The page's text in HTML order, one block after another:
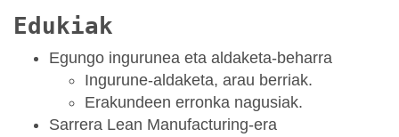
Edukiak
Egungo ingurunea eta aldaketa-beharra
Ingurune-aldaketa, arau berriak.
Erakundeen erronka nagusiak.
Sarrera Lean Manufacturing-era